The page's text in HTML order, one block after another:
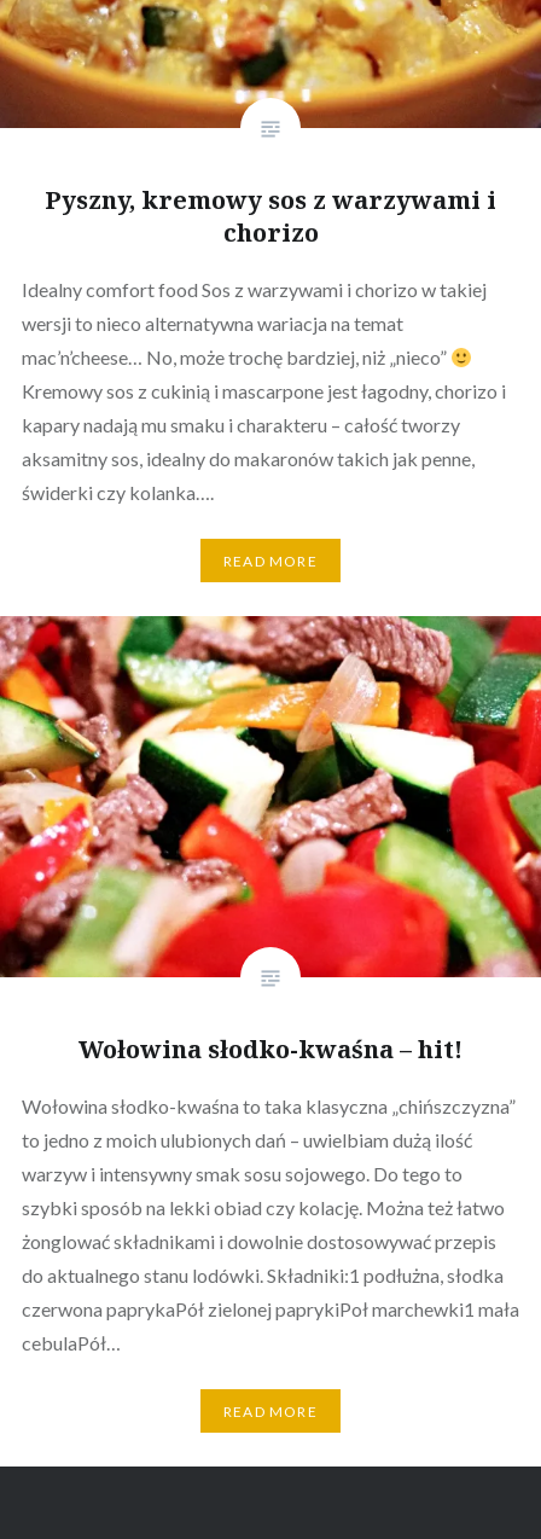
Pyszny, kremowy sos z warzywami i
chorizo
Idealny comfort food Sos z warzywami i chorizo w takiej
wersji to nieco alternatywna wariacja na temat
mac’n’cheese… No, może trochę bardziej, niż „nieco”
Kremowy sos z cukinią i mascarpone jest łagodny, chorizo i
kapary nadają mu smaku i charakteru – całość tworzy
aksamitny sos, idealny do makaronów takich jak penne,
świderki czy kolanka….
READ MORE
Wołowina słodko-kwaśna – hit!
Wołowina słodko-kwaśna to taka klasyczna „chińszczyzna”
to jedno z moich ulubionych dań – uwielbiam dużą ilość
warzyw i intensywny smak sosu sojowego. Do tego to
szybki sposób na lekki obiad czy kolację. Można też łatwo
żonglować składnikami i dowolnie dostosowywać przepis
do aktualnego stanu lodówki. Składniki:1 podłużna, słodka
czerwona paprykaPół zielonej paprykiPoł marchewki1 mała
cebulaPół…
READ MORE